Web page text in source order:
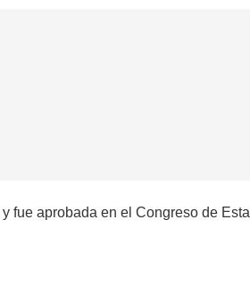
y fue aprobada en el Congreso de